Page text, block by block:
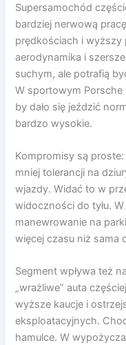
Supersamochód
bardziej nerwową
prędkościach i
aerodynamika i
suchym, ale potrafią
W sportowym Porsche
by dało się jeździć
bardzo wysokie.
Kompromisy są
mniej tolerancji na
wjazdy. Widać to w
widoczności do tyłu.
manewrowanie na
więcej czasu niż sama
Segment wpływa też
„wrażliwe” auta
wyższe kaucje i
eksploatacyjnych.
hamulce. W